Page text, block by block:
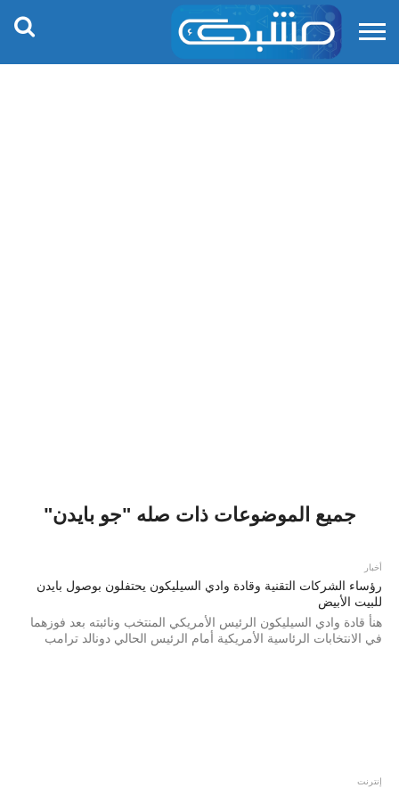
جميع الموضوعات ذات صله "جو بايدن"
أخبار
رؤساء الشركات التقنية وقادة وادي السيليكون يحتفلون بوصول بايدن
للبيت الأبيض
هنأ قادة وادي السيليكون الرئيس الأمريكي المنتخب ونائبته بعد فوزهما
في الانتخابات الرئاسية الأمريكية أمام الرئيس الحالي دونالد ترامب
إنترنت